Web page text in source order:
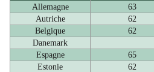
Allemagne
63
Autriche
62
Belgique
62
Danemark
Espagne
65
Estonie
62